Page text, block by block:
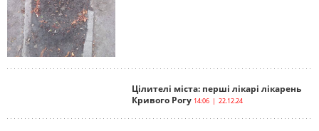
Цілителі міста: перші лікарі лікарень
Кривого Рогу 14:06 | 22.12.24